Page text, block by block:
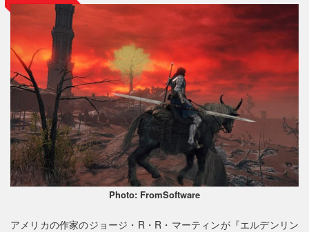
n
Photo: FromSoftware
アメリカの作家のジョージ・R・R・マーティンが『エルデンリン